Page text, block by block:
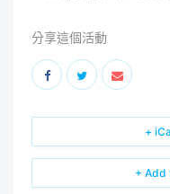
分享這個活動
+ Add
+